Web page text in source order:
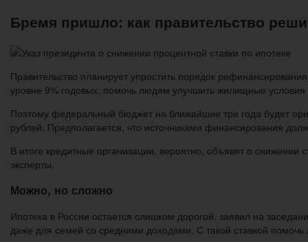
Бремя пришло: как правительство
Правительство планирует упростить порядок
уровне 9% годовых, помочь людям улучшить жилищные
Поэтому федеральный бюджет на ближайшие три года будет
рублей. Предполагается, что источниками финансирования
В итоге кредитные организации, вероятно, объявят о снижении
эксперты.
Можно, но сложно
Ипотека в России остается слишком дорогой, заявил на
даже для семей со средними доходами. С такой ставкой